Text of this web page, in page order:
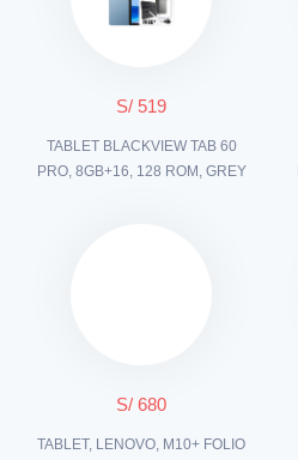
S/ 519
TABLET BLACKVIEW TAB 60
PRO, 8GB+16, 128 ROM, GREY
S/ 680
TABLET, LENOVO, M10+ FOLIO